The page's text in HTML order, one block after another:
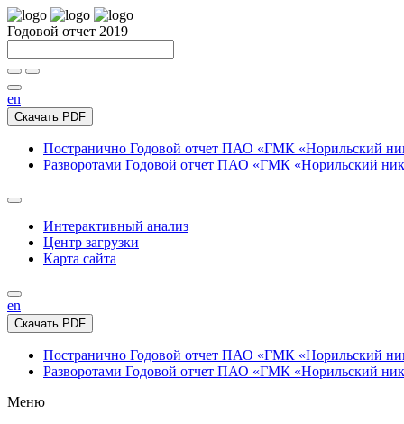
Годовой отчет 2019
en
Скачать PDF
Постранично Годовой отчет ПАО «ГМК «Норильский
Разворотами Годовой отчет ПАО «ГМК «Норильский
Интерактивный анализ
Центр загрузки
Карта сайта
en
Скачать PDF
Постранично Годовой отчет ПАО «ГМК «Норильский
Разворотами Годовой отчет ПАО «ГМК «Норильский
Меню